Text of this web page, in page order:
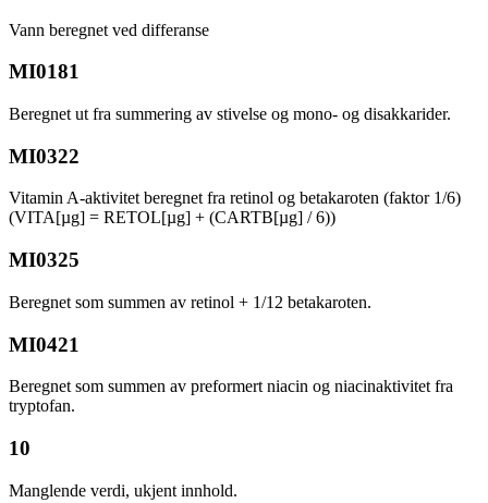
Vann beregnet ved differanse
MI0181
Beregnet ut fra summering av stivelse og mono- og disakkarider.
MI0322
Vitamin A-aktivitet beregnet fra retinol og betakaroten (faktor 1/6)
(VITA[µg] = RETOL[µg] + (CARTB[µg] / 6))
MI0325
Beregnet som summen av retinol + 1/12 betakaroten.
MI0421
Beregnet som summen av preformert niacin og niacinaktivitet fra
tryptofan.
10
Manglende verdi, ukjent innhold.